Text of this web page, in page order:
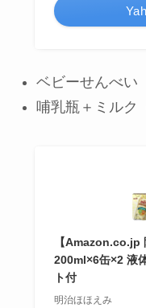
ベビーせんべい
哺乳瓶＋ミルク
【Amazon.co.jp
200ml×6缶×2 液
ト付
明治ほほえみ